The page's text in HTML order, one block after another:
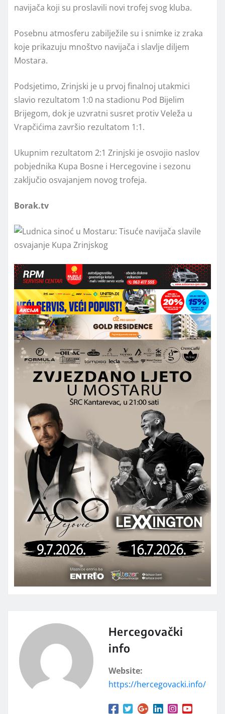
navijača koji su proslavili novi trofej svog kluba.
Posebnu atmosferu zabilježile su i snimke iz zraka
koje prikazuju mnoštvo navijača i slavlje diljem
Mostara.
Podsjetimo, Zrinjski je u prvoj finalnoj utakmici
slavio rezultatom 1:0 na stadionu Pod Bijelim
Brijegom, dok je uzvratni susret protiv Veleža u
Vrapčićima završio rezultatom 1:1.
Ukupnim rezultatom 2:1 Zrinjski je osvojio naslov
pobjednika Kupa Bosne i Hercegovine i sezonu
zaključio osvajanjem novog trofeja.
Borak.tv
Hercegovački
info
Website:
https://hercegovacki.info/